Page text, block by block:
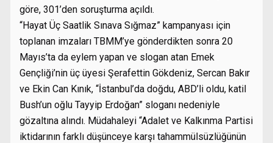
göre, 301’den soruşturma açıldı.
“Hayat Üç Saatlik Sınava Sığmaz” kampanyası için
toplanan imzaları TBMM’ye gönderdikten sonra 20
Mayıs’ta da eylem yapan ve slogan atan Emek
Gençliği’nin üç üyesi Şerafettin Gökdeniz, Sercan Bakır
ve Ekin Can Kınık, “İstanbul’da doğdu, ABD’li oldu, katil
Bush’un oğlu Tayyip Erdoğan” sloganı nedeniyle
gözaltına alındı. Müdahaleyi “Adalet ve Kalkınma Partisi
iktidarının farklı düşünceye karşı tahammülsüzlüğünün